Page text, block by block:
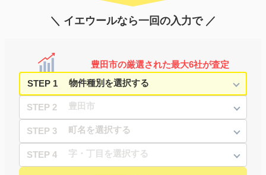
＼ イエウールなら一回の入力で ／
豊田市の厳選された最大6社が査定
STEP 1
STEP 2
STEP 3
STEP 4